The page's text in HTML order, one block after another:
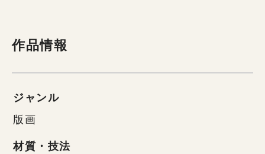
作品情報
ジャンル
版画
材質・技法